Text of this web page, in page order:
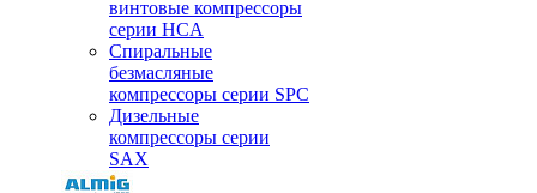
винтовые компрессоры
серии HCA
Спиральные
безмасляные
компрессоры серии SPC
Дизельные
компрессоры серии
SAX